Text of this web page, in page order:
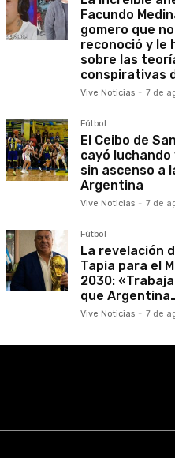
Facundo
gomero que
reconoció y le
sobre las
conspirativas
Vive Noticias - 7 de
Fútbol
El Ceibo de
cayó luchando
sin ascenso a
Argentina
Vive Noticias - 7 de
Fútbol
La revelación
Tapia para el
2030:
que
Vive Noticias - 7 de